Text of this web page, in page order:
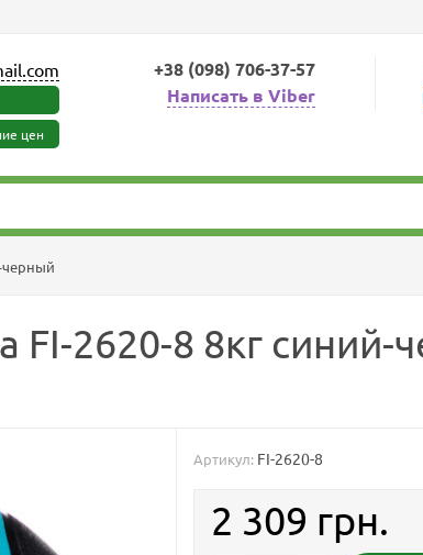
цен
+38 (098) 706-37-57
Написать в Viber
черный
2620-8 8кг синий-
Артикул: FI-2620-8
2 309 грн.